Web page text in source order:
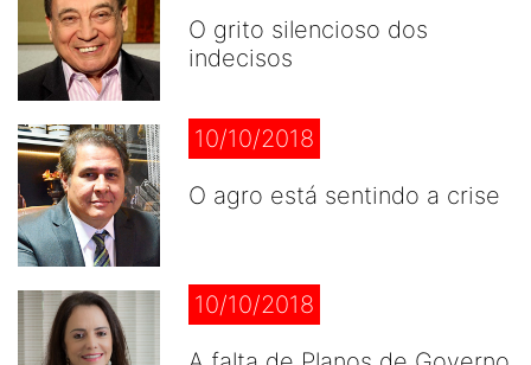
O grito silencioso dos
indecisos
10/10/2018
O agro está sentindo a crise
10/10/2018